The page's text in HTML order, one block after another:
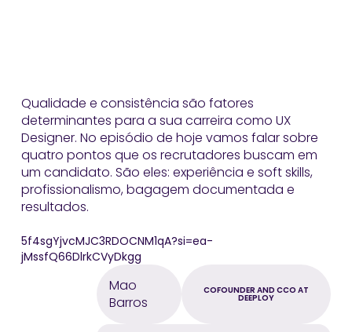
Qualidade e consistência são fatores
determinantes para a sua carreira como UX
Designer. No episódio de hoje vamos falar sobre
quatro pontos que os recrutadores buscam em
um candidato. São eles: experiência e soft skills,
profissionalismo, bagagem documentada e
resultados.
5f4sgYjvcMJC3RDOCNM1qA?si=ea-
jMssfQ66DlrkCVyDkgg
Mao
Barros
COFOUNDER AND CCO AT
DEEPLOY